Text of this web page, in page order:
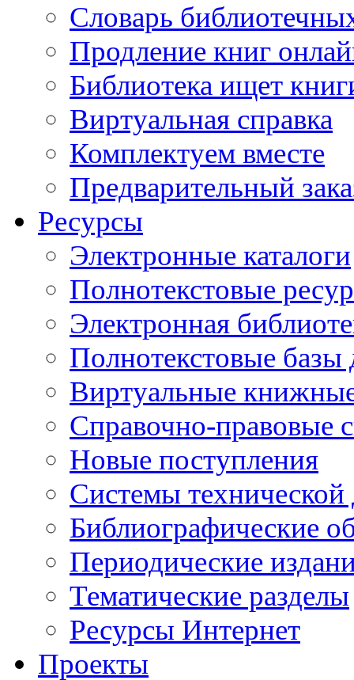
Словарь
Продление книг
Библиотека ищет
Виртуальная справка
Комплектуем вместе
Предварительный
Ресурсы
Электронные каталоги
Полнотекстовые
Электронная
Полнотекстовые
Виртуальные
Справочно-правовые
Новые поступления
Cистемы
Библиографические
Периодические
Тематические разделы
Ресурсы Интернет
Проекты